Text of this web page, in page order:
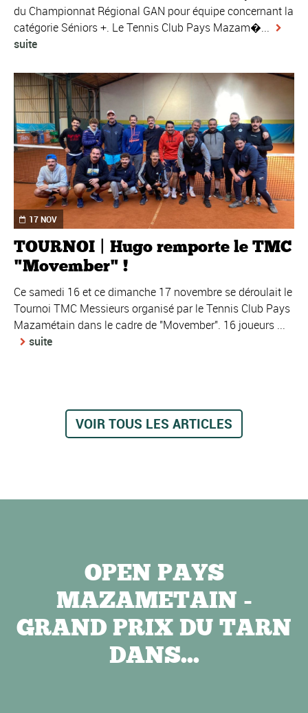
du Championnat Régional GAN pour équipe concernant la
catégorie Séniors +. Le Tennis Club Pays Mazam�...
suite
17 NOV
TOURNOI | Hugo remporte le TMC
"Movember" !
Ce samedi 16 et ce dimanche 17 novembre se déroulait le
Tournoi TMC Messieurs organisé par le Tennis Club Pays
Mazamétain dans le cadre de "Movember". 16 joueurs ...
suite
VOIR TOUS LES ARTICLES
OPEN PAYS
MAZAMETAIN -
GRAND PRIX DU TARN
DANS...